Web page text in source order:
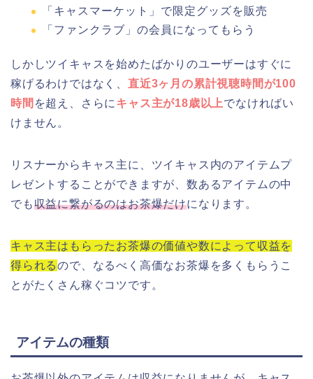
「キャスマーケット」で限定グッズを販売
「ファンクラブ」の会員になってもらう
しかしツイキャスを始めたばかりのユーザーはすぐに
稼げるわけではなく、 直近3ヶ月の累計視聴時間が100
時間 を超え、さらに キャス主が18歳以上でなければい
けません。
リスナーからキャス主に、ツイキャス内のアイテムプ
レゼントすることができますが、数あるアイテムの中
でも収益に繋がるのはお茶爆だけになります。
キャス主はもらったお茶爆の価値や数によって収益を
得られるので、なるべく高価なお茶爆を多くもらうこ
とがたくさん稼ぐコツです。
アイテムの種類